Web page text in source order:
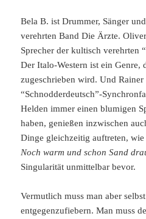
Bela B. ist Drummer, Sänger
verehrten Band Die Ärzte.
Sprecher der kultisch verehrten
Der Italo-Western ist ein Genre,
zugeschrieben wird. Und Rainer
“Schnodderdeutsch”-
Helden immer einen blumigen
haben, genießen inzwischen
Dinge gleichzeitig auftreten,
Noch warm und schon Sand
Singularität unmittelbar bevor.
Vermutlich muss man aber
entgegenzufiebern. Man muss